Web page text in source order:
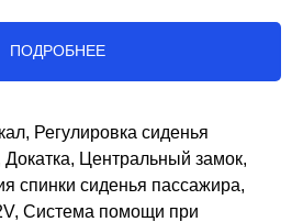
ПОДРОБНЕЕ
Регулировка сиденья
Центральный замок,
спинки сиденья пассажира,
Система помощи при